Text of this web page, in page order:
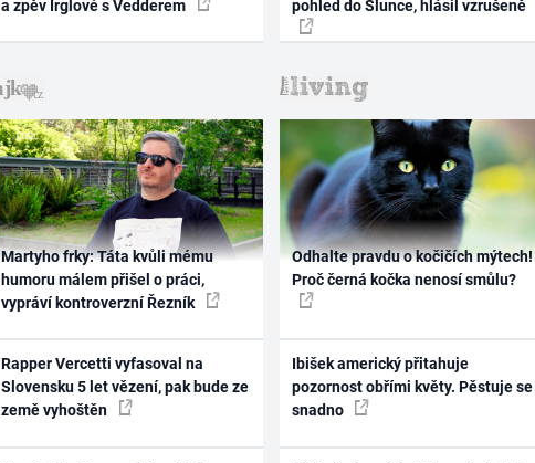
a zpěv Irglové s Vedderem
pohled do Slunce, hlásil vzrušeně
Martyho frky: Táta kvůli mému
humoru málem přišel o práci,
vypráví kontroverzní Řezník
Rapper Vercetti vyfasoval na
Slovensku 5 let vězení, pak bude ze
země vyhoštěn
Odhalte pravdu o kočičích mýtech!
Proč černá kočka nenosí smůlu?
Ibišek americký přitahuje
pozornost obřími květy. Pěstuje se
snadno